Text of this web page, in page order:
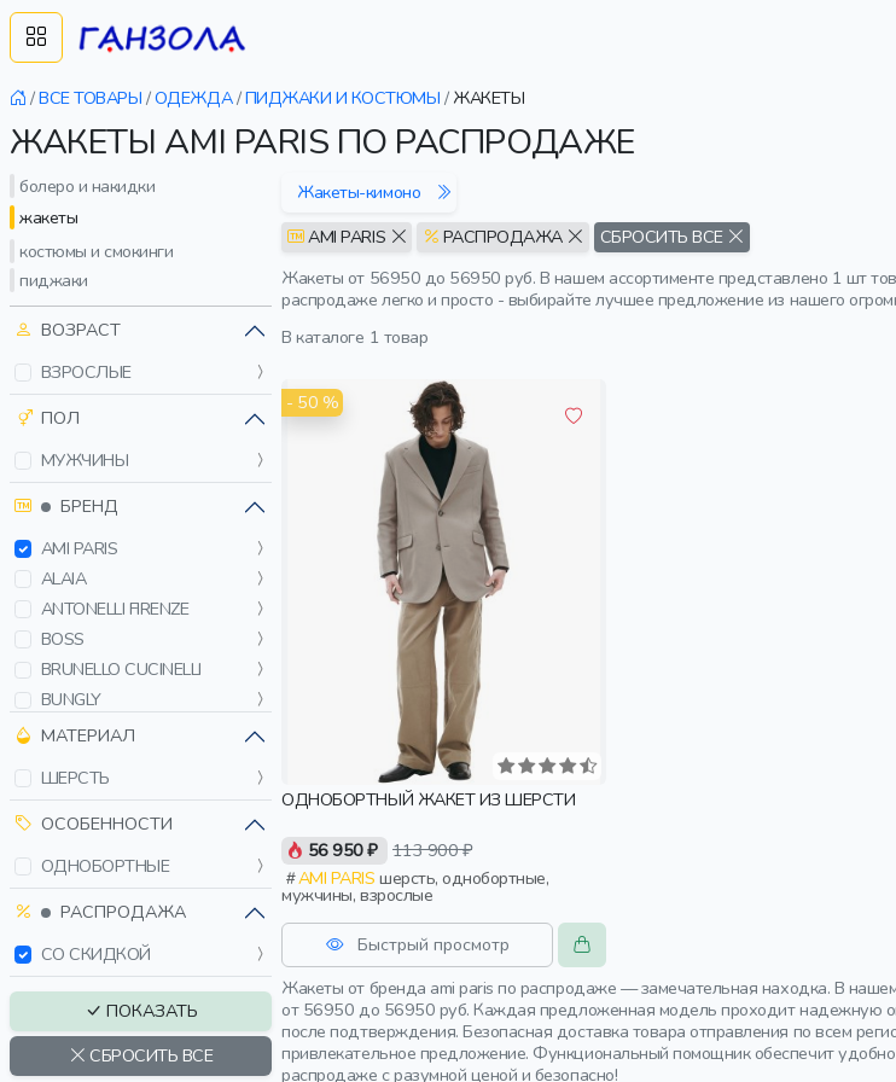
/ВСЕ ТОВАРЫ /ОДЕЖДА/ПИДЖАКИ И КОСТЮМЫ / ЖАКЕТЫ
ЖАКЕТЫ AMI PARIS ПО РАСПРОДАЖЕ
болеро и накидки
жакеты
костюмы и смокинги
пиджаки
ВОЗРАСТ
ВЗРОСЛЫЕ
ПОЛ
МУЖЧИНЫ
БРЕНД
AMI PARIS
ALAIA
ANTONELLI FIRENZE
BOSS
BRUNELLO CUCINELLI
BUNGLY
CELINE
COLOMBO
DEHA
ELEVENTY
ELYTS
ENFANTS RICHES
DÉPRIMÉS
ERIKA CAVALLINI
ERMANNO FIRENZE
ERMANNO SCERVINO
МАТЕРИАЛ
ШЕРСТЬ
ОСОБЕННОСТИ
ОДНОБОРТНЫЕ
РАСПРОДАЖА
СО СКИДКОЙ
ПОКАЗАТЬ
СБРОСИТЬ ВСЕ
Жакеты-кимоно
AMI PARIS
РАСПРОДАЖА
СБРОСИТЬ ВСЕ
Жакеты от 56950 до 56950 руб. В нашем ассортименте представлено 1 шт
распродаже легко и просто - выбирайте лучшее предложение из нашего
В каталоге 1 товар
- 50 %
ОДНОБОРТНЫЙ ЖАКЕТ ИЗ ШЕРСТИ
56 950 ₽ 113 900 ₽
AMI PARIS шерсть, однобортные,
мужчины, взрослые
Быстрый просмотр
Жакеты от бренда ami paris по распродаже — замечательная находка. В
от 56950 до 56950 руб. Каждая предложенная модель проходит надежную
после подтверждения. Безопасная доставка товара отправления по всем
привлекательное предложение. Функциональный помощник обеспечит
распродаже с разумной ценой и безопасно!